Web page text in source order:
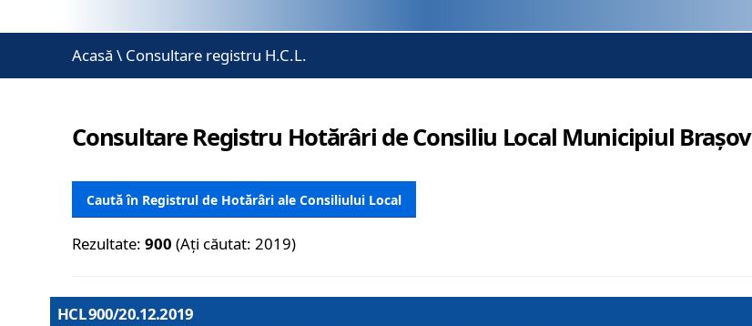
Acasă \ Consultare registru H.C.L.
Consultare Registru Hotărâri de Consiliu Local Municipiul Brașov
Caută în Registrul de Hotărâri ale Consiliului Local
Rezultate:900 (Ați căutat: 2019)
HCL 900/20.12.2019